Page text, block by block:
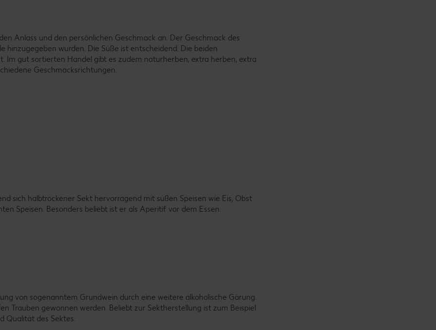
Anlass und den persönlichen Geschmack an. Der Geschmack des
hinzugegeben wurden. Die Süße ist entscheidend. Die beiden
Im gut sortierten Handel gibt es zudem naturherben, extra herben, extra
Geschmacksrichtungen.
sich halbtrockener Sekt hervorragend mit süßen Speisen wie Eis, Obst
Speisen. Besonders beliebt ist er als Aperitif vor dem Essen.
von sogenanntem Grundwein durch eine weitere alkoholische Gärung.
Trauben gewonnen werden. Beliebt zur Sektherstellung ist zum Beispiel
Qualität des Sektes.